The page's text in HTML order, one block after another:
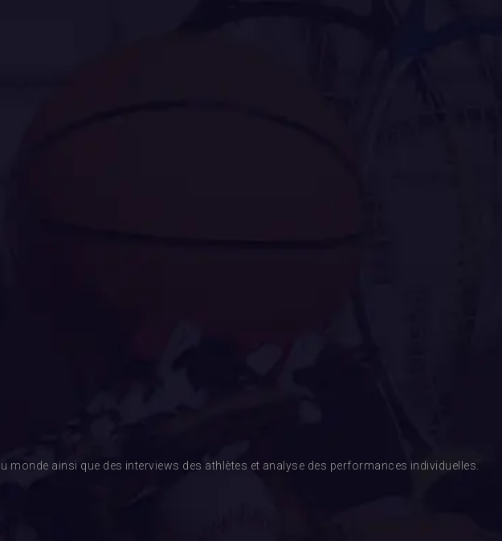
ainsi que des interviews des athlètes et analyse des performances individuelles.